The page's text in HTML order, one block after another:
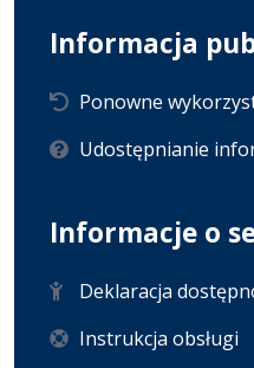
Informacja
Ponowne
Udostępnianie
Informacje o
Deklaracja
Instrukcja obsługi